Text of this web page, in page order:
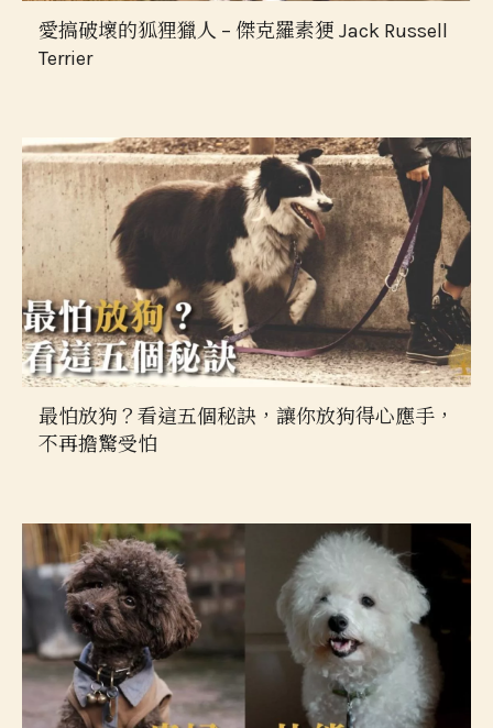
愛搞破壞的狐狸獵人 – 傑克羅素㹴 Jack Russell
Terrier
最怕放狗？看這五個秘訣，讓你放狗得心應手，
不再擔驚受怕